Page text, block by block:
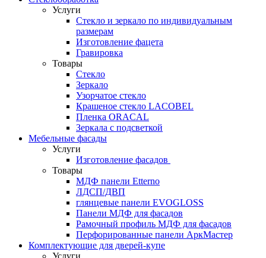
Услуги
Стекло и зеркало по индивидуальным
размерам
Изготовление фацета
Гравировка
Товары
Стекло
Зеркало
Узорчатое стекло
Крашеное стекло LACOBEL
Пленка ORACAL
Зеркала с подсветкой
Мебельные фасады
Услуги
Изготовление фасадов
Товары
МДФ панели Etterno
ЛДСП/ДВП
глянцевые панели EVOGLOSS
Панели МДФ для фасадов
Рамочный профиль МДФ для фасадов
Перфорированные панели АркМастер
Комплектующие для дверей-купе
Услуги